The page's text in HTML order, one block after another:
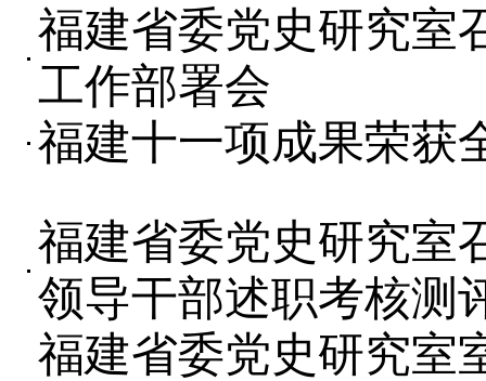
福建省委党史研究室
工作部署会
福建十一项成果荣获
福建省委党史研究室
领导干部述职考核测
福建省委党史研究室